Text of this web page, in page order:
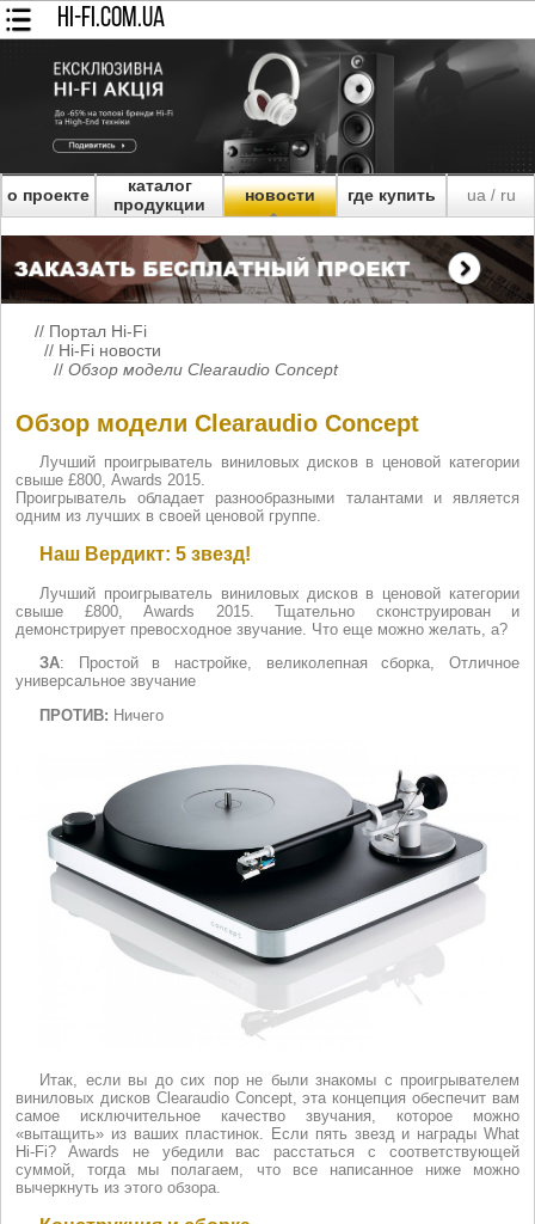
HI-FI.COM.UA
о проекте
каталог
продукции
новости где купить ua/ ru
// Портал Hi-Fi
// Hi-Fi новости
// Обзор модели Clearaudio Concept
Обзор модели Clearaudio Concept
Лучший проигрыватель виниловых дисков в ценовой категории
свыше £800, Awards 2015.
Проигрыватель обладает разнообразными талантами и является
одним из лучших в своей ценовой группе.
Наш Вердикт: 5 звезд!
Лучший проигрыватель виниловых дисков в ценовой категории
свыше £800, Awards 2015. Тщательно сконструирован и
демонстрирует превосходное звучание. Что еще можно желать, а?
ЗА: Простой в настройке, великолепная сборка, Отличное
универсальное звучание
ПРОТИВ: Ничего
Итак, если вы до сих пор не были знакомы с проигрывателем
виниловых дисков Clearaudio Concept, эта концепция обеспечит вам
самое исключительное качество звучания, которое можно
«вытащить» из ваших пластинок. Если пять звезд и награды What
Hi-Fi? Awards не убедили вас расстаться с соответствующей
суммой, тогда мы полагаем, что все написанное ниже можно
вычеркнуть из этого обзора.